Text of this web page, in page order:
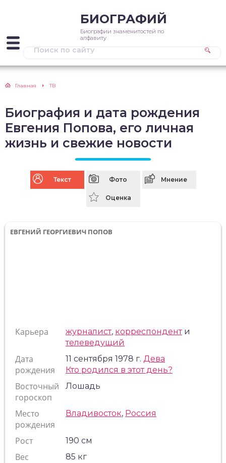
БИОГРАФИЙ
Биографии знаменитостей по
алфавиту
Главная ТВ
Биография и дата рождения
Евгения Попова, его личная
жизнь и свежие новости
Текст Фото Мнение
Оценка
ЕВГЕНИЙ ГЕОРГИЕВИЧ ПОПОВ
Карьера журналист, корреспонденти
телеведущий
Дата
рождения
11 сентября 1978 г. Дева
Кто родился в этот день?
Восточный
гороскоп
Лошадь
Место
рождения
Владивосток, Россия
Рост 190 см
Вес 85 кг